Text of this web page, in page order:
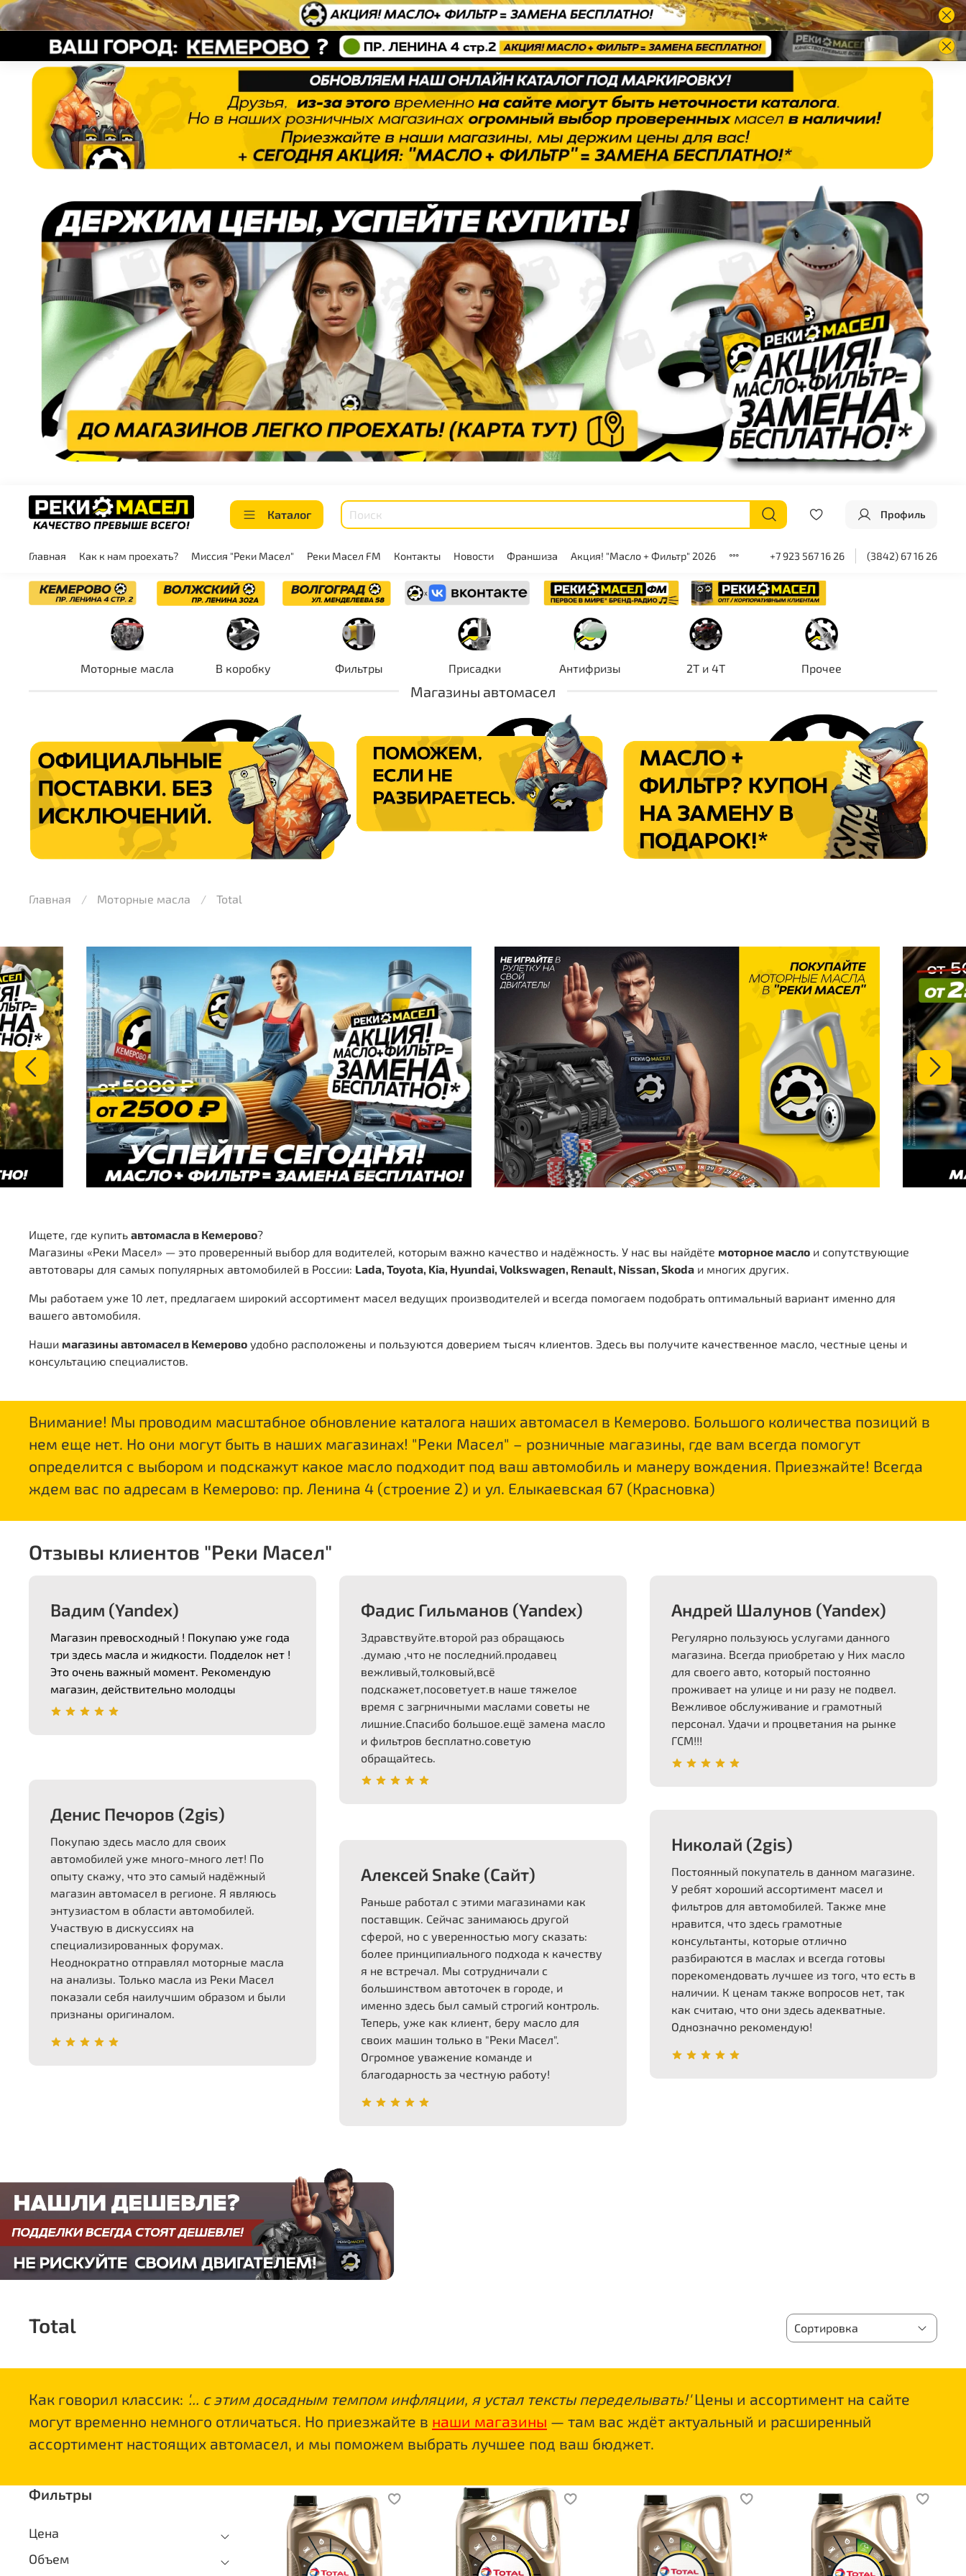
Каталог Профиль
Главная Как к нам проехать? Миссия "Реки Масел" Реки Масел FM Контакты Новости Франшиза Акция! "Масло + Фильтр" 2026 +7 923 567 16 26 (3842) 67 16 26
Моторные масла В коробку Фильтры Присадки Антифризы 2T и 4T Прочее
Магазины автомасел
Главная Моторные масла Total
Ищете, где купить автомасла в Кемерово?
Магазины «Реки Масел» — это проверенный выбор для водителей, которым важно качество и надёжность. У нас вы найдёте моторное масло и сопутствующие
автотовары для самых популярных автомобилей в России: Lada, Toyota, Kia, Hyundai, Volkswagen, Renault, Nissan, Skoda и многих других.
Мы работаем уже 10 лет, предлагаем широкий ассортимент масел ведущих производителей и всегда помогаем подобрать оптимальный вариант именно для
вашего автомобиля.
Наши магазины автомасел в Кемерово удобно расположены и пользуются доверием тысяч клиентов. Здесь вы получите качественное масло, честные цены и
консультацию специалистов.
Внимание! Мы проводим масштабное обновление каталога наших автомасел в Кемерово. Большого количества позиций в
нем еще нет. Но они могут быть в наших магазинах! "Реки Масел" – розничные магазины, где вам всегда помогут
определится с выбором и подскажут какое масло подходит под ваш автомобиль и манеру вождения. Приезжайте! Всегда
ждем вас по адресам в Кемерово: пр. Ленина 4 (строение 2) и ул. Елыкаевская 67 (Красновка)
Отзывы клиентов "Реки Масел"
Вадим (Yandex)
Магазин превосходный ! Покупаю уже года
три здесь масла и жидкости. Подделок нет !
Это очень важный момент. Рекомендую
магазин, действительно молодцы
Фадис Гильманов (Yandex)
Здравствуйте.второй раз обращаюсь
.думаю ,что не последний.продавец
вежливый,толковый,всё
подскажет,посоветует.в наше тяжелое
время с загрничными маслами советы не
лишние.Спасибо большое.ещё замена масло
и фильтров бесплатно.советую
обращайтесь.
Андрей Шалунов (Yandex)
Регулярно пользуюсь услугами данного
магазина. Всегда приобретаю у Них масло
для своего авто, который постоянно
проживает на улице и ни разу не подвел.
Вежливое обслуживание и грамотный
персонал. Удачи и процветания на рынке
ГСМ!!!
Денис Печоров (2gis)
Покупаю здесь масло для своих
автомобилей уже много-много лет! По
опыту скажу, что это самый надёжный
магазин автомасел в регионе. Я являюсь
энтузиастом в области автомобилей.
Участвую в дискуссиях на
специализированных форумах.
Неоднократно отправлял моторные масла
на анализы. Только масла из Реки Масел
показали себя наилучшим образом и были
признаны оригиналом.
Николай (2gis)
Постоянный покупатель в данном магазине.
У ребят хороший ассортимент масел и
фильтров для автомобилей. Также мне
нравится, что здесь грамотные
консультанты, которые отлично
разбираются в маслах и всегда готовы
порекомендовать лучшее из того, что есть в
наличии. К ценам также вопросов нет, так
как считаю, что они здесь адекватные.
Однозначно рекомендую!
Алексей Snake (Сайт)
Раньше работал с этими магазинами как
поставщик. Сейчас занимаюсь другой
сферой, но с уверенностью могу сказать:
более принципиального подхода к качеству
я не встречал. Мы сотрудничали с
большинством автоточек в городе, и
именно здесь был самый строгий контроль.
Теперь, уже как клиент, беру масло для
своих машин только в "Реки Масел".
Огромное уважение команде и
благодарность за честную работу!
Total
Как говорил классик: '... с этим досадным темпом инфляции, я устал тексты переделывать!'Цены и ассортимент на сайте
могут временно немного отличаться. Но приезжайте в наши магазины — там вас ждёт актуальный и расширенный
ассортимент настоящих автомасел, и мы поможем выбрать лучшее под ваш бюджет.
Фильтры
Цена
Объем